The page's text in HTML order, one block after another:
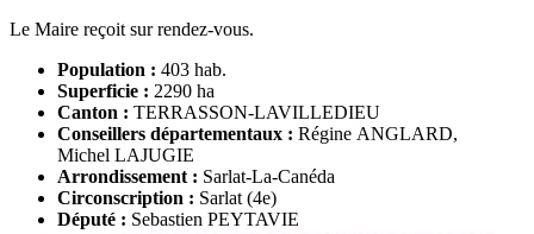
Le Maire reçoit sur rendez-vous.
Population : 403 hab.
Superficie : 2290 ha
Canton : TERRASSON-LAVILLEDIEU
Conseillers départementaux : Régine ANGLARD,
Michel LAJUGIE
Arrondissement : Sarlat-La-Canéda
Circonscription : Sarlat (4e)
Député : Sebastien PEYTAVIE